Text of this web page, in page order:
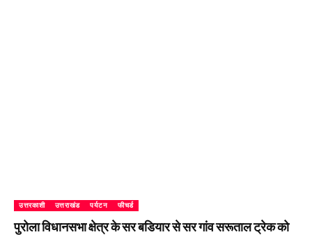
उत्तरकाशी उत्तराखंड पर्यटन फीचर्ड
पुरोला विधानसभा क्षेत्र के सर बडियार से सर गांव सरूताल ट्रेक को